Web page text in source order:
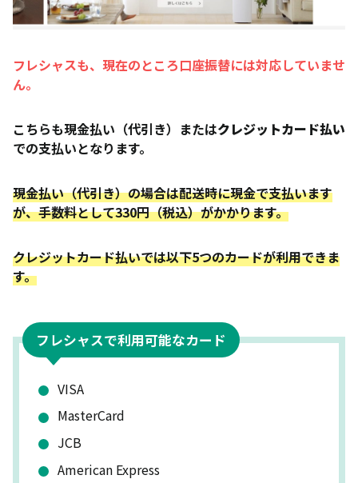
フレシャスも、現在のところ口座振替には対応していませ
ん。
こちらも現金払い（代引き）またはクレジットカード払い
での支払いとなります。
現金払い（代引き）の場合は配送時に現金で支払います
が、手数料として330円（税込）がかかります。
クレジットカード払いでは以下5つのカードが利用できま
す。
フレシャスで利用可能なカード
VISA
MasterCard
JCB
American Express